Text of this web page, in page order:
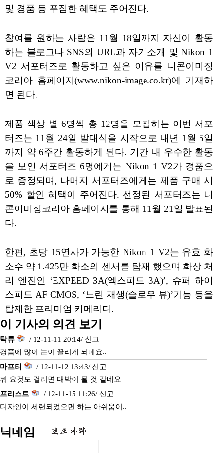
및 경품 등 푸짐한 혜택도 주어진다.
참여를 원하는 사람은 11월 18일까지 자신이 활동
하는 블로그나 SNS의 URL과 자기소개 및 Nikon 1
V2 서포터즈로 활동하고 싶은 이유를 니콘이미징
코리아 홈페이지(www.nikon-image.co.kr)에 기재하
면 된다.
제품 색상 별 6명씩 총 12명을 모집하는 이번 서포
터즈는 11월 24일 발대식을 시작으로 내년 1월 5일
까지 약 6주간 활동하게 된다. 기간 내 우수한 활동
을 보인 서포터즈 6명에게는 Nikon 1 V2가 경품으
로 증정되며, 나머지 서포터즈에게는 제품 구매 시
50% 할인 혜택이 주어진다. 선정된 서포터즈는 니
콘이미징코리아 홈페이지를 통해 11월 21일 발표된
다.
한편, 초당 15연사가 가능한 Nikon 1 V2는 유효 화
소수 약 1.425만 화소의 센서를 탑재 했으며 화상 처
리 엔진인 ‘EXPEED 3A(엑스피드 3A)’, 슈퍼 하이
스피드 AF CMOS, ‘느린 재생(슬로우 뷰)’기능 등을
탑재한 프리미엄 카메라다.
이 기사의 의견 보기
탁류 / 12-11-11 20:14/ 신고
경품에 많이 눈이 끌리게 되네요..
마프티
/ 12-11-12 13:43/ 신고
뭐 요것도 걸리면 대박이 될 것 같네요
프리스트
/ 12-11-15 11:26/ 신고
디자인이 세련되었으면 하는 아쉬움이..
닉네임